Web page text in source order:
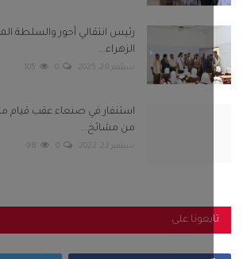
رئيس انتقالي أحور والسلطة المحلية
الزهراء...
سبتمبر 29, 2025 0
105
من مشائخ...
0
98
على